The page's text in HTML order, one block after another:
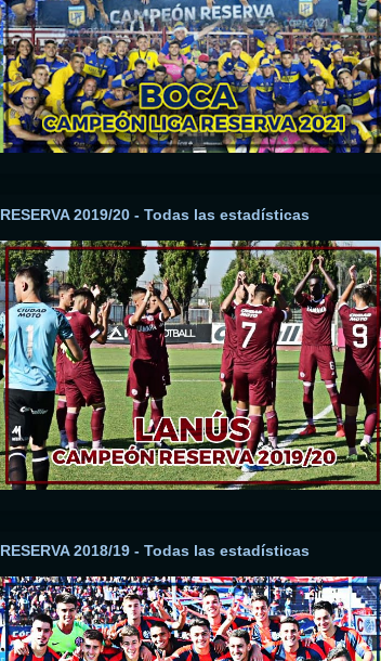
RESERVA 2019/20 - Todas las estadísticas
RESERVA 2018/19 - Todas las estadísticas